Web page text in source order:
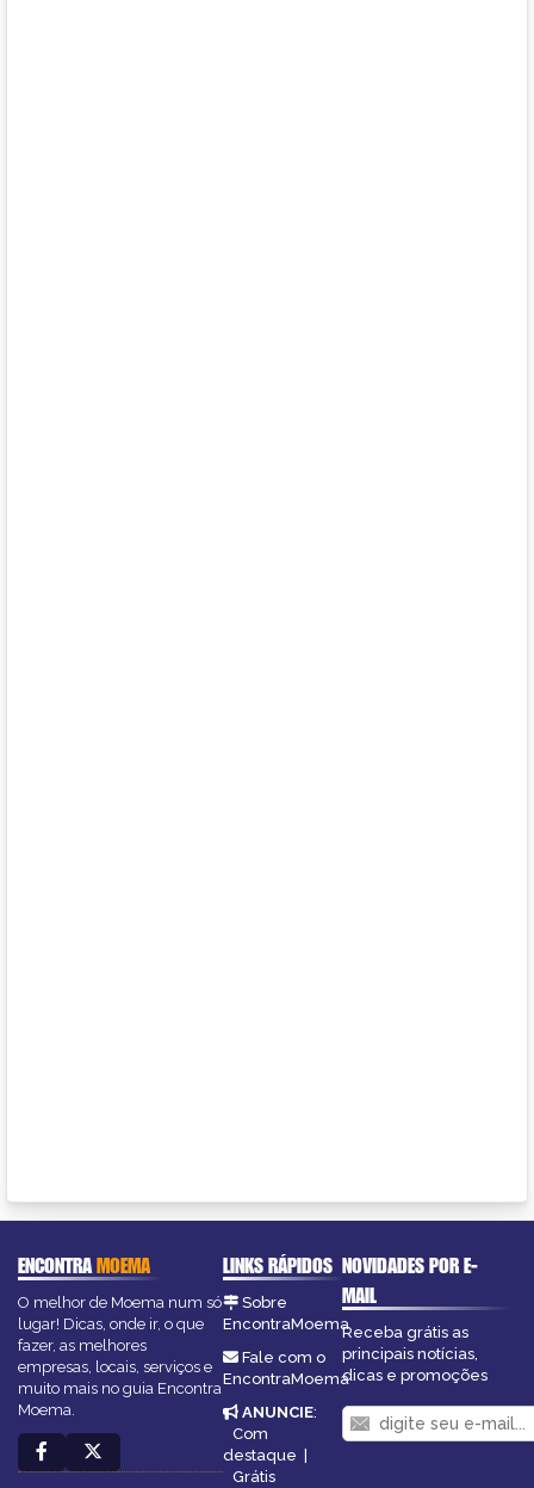
ENCONTRAMOEMA
O melhor de Moema num só
lugar! Dicas, onde ir, o que
fazer, as melhores
empresas, locais, serviços e
muito mais no guia Encontra
Moema.
LINKS RÁPIDOS
Sobre
EncontraMoema
Fale com o
EncontraMoema
ANUNCIE:
Com
destaque
Grátis
NOVIDADES POR E-
MAIL
Receba grátis as
principais notícias,
dicas e promoções